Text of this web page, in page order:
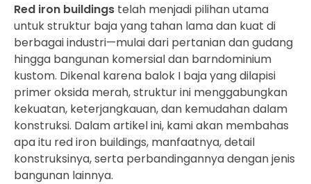
Red iron buildings telah menjadi pilihan utama
untuk struktur baja yang tahan lama dan kuat di
berbagai industri—mulai dari pertanian dan gudang
hingga bangunan komersial dan barndominium
kustom. Dikenal karena balok I baja yang dilapisi
primer oksida merah, struktur ini menggabungkan
kekuatan, keterjangkauan, dan kemudahan dalam
konstruksi. Dalam artikel ini, kami akan membahas
apa itu red iron buildings, manfaatnya, detail
konstruksinya, serta perbandingannya dengan jenis
bangunan lainnya.